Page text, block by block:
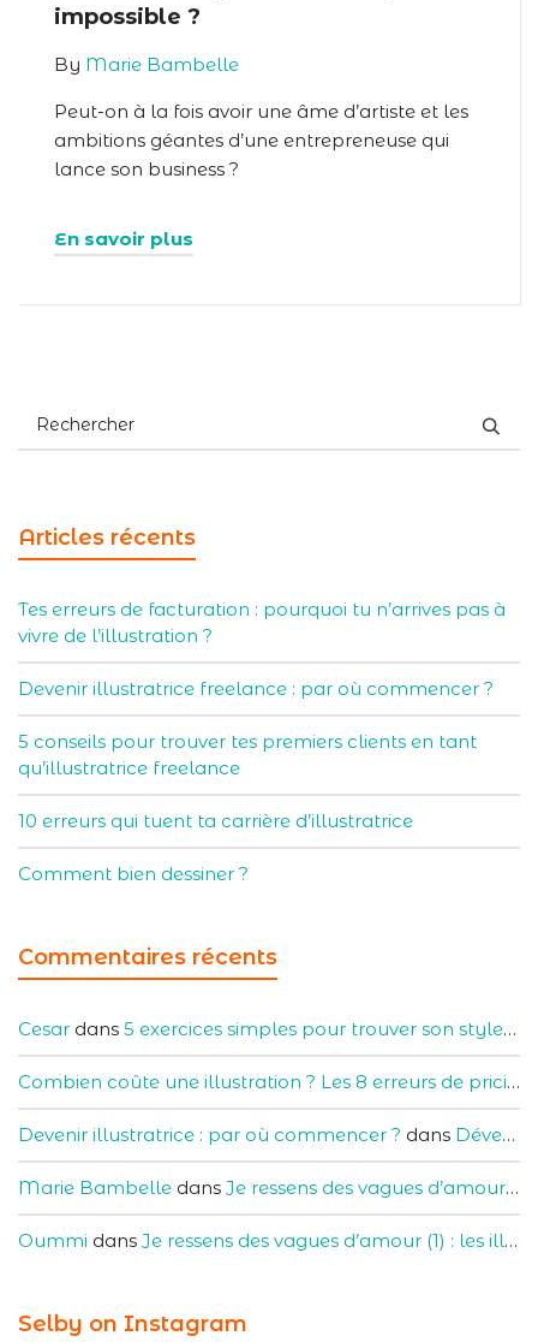
impossible ?
By Marie Bambelle
Peut-on à la fois avoir une âme d’artiste et les
ambitions géantes d’une entrepreneuse qui
lance son business ?
En savoir plus
Articles récents
Tes erreurs de facturation : pourquoi tu n’arrives pas à
vivre de l’illustration ?
Devenir illustratrice freelance : par où commencer ?
5 conseils pour trouver tes premiers clients en tant
qu’illustratrice freelance
10 erreurs qui tuent ta carrière d’illustratrice
Comment bien dessiner ?
Commentaires récents
Cesar dans 5 exercices simples pour trouver son style artistique
Combien coûte une illustration ? Les 8 erreurs de pricing à éviter
Devenir illustratrice : par où commencer ? dans Développer son compte (et son entreprise) d’illustratrice sur Instagram
Marie Bambelle dans Je ressens des vagues d’amour (1) : les illustratrices Youtubeuses qui m’inspirent
Oummi dans Je ressens des vagues d’amour (1) : les illustratrices Youtubeuses qui m’inspirent
Selby on Instagram